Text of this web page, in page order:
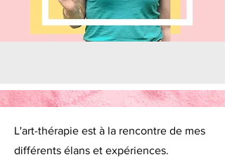
L'art-thérapie est à la rencontre de mes
différents élans et expériences.